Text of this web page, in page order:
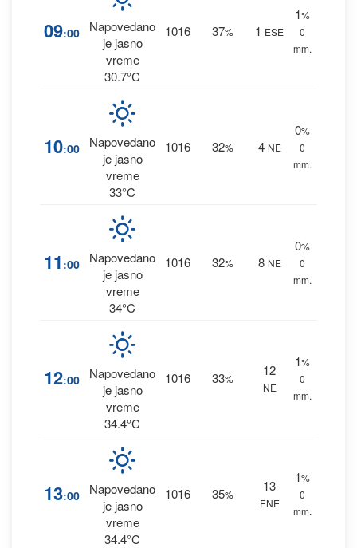
09:00
Napovedano
je jasno
vreme
30.7°C
1016 37% 1 ESE
1%
0
mm.
10:00
Napovedano
je jasno
vreme
33°C
1016 32% 4 NE
0%
0
mm.
11 :00
Napovedano
je jasno
vreme
34°C
1016 32% 8 NE
0%
0
mm.
12:00
Napovedano
je jasno
vreme
34.4°C
1016 33%
12
NE
1%
0
mm.
13:00
Napovedano
je jasno
vreme
34.4°C
1016 35%
13
ENE
1%
0
mm.